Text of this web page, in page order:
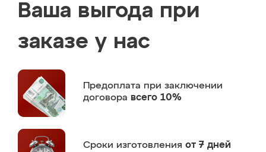
Ваша выгода при
заказе у нас
Предоплата при заключении
договора всего 10%
Сроки изготовления от 7 дней